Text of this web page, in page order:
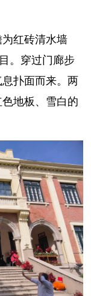
红砖清水墙
。穿过门廊步
扑面而来。两
地板、雪白的